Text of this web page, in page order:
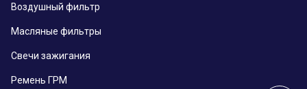
Воздушный фильтр
Масляные фильтры
Свечи зажигания
Ремень ГРМ